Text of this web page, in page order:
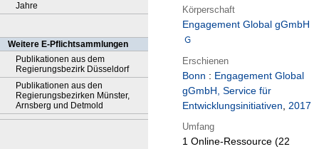
Jahre
Weitere E-Pflichtsammlungen
Publikationen aus dem
Regierungsbezirk Düsseldorf
Publikationen aus den
Regierungsbezirken Münster,
Arnsberg und Detmold
Körperschaft
Engagement Global gGmbH
Erschienen
Bonn : Engagement Global
gGmbH, Service für
Entwicklungsinitiativen, 2017
Umfang
1 Online-Ressource (22